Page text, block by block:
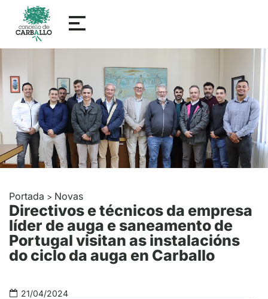
Portada > Novas
Directivos e técnicos da empresa
líder de auga e saneamento de
Portugal visitan as instalacións
do ciclo da auga en Carballo
21/04/2024